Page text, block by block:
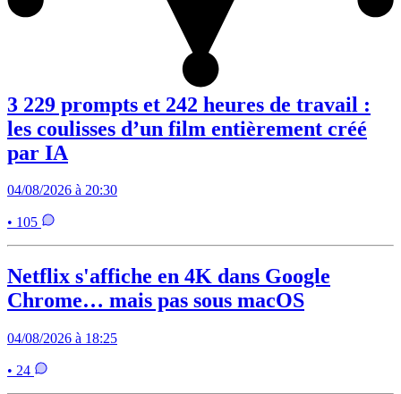
3 229 prompts et 242 heures de travail :
les coulisses d’un film entièrement créé
par IA
04/08/2026 à 20:30
• 105
Netflix s'affiche en 4K dans Google
Chrome… mais pas sous macOS
04/08/2026 à 18:25
• 24